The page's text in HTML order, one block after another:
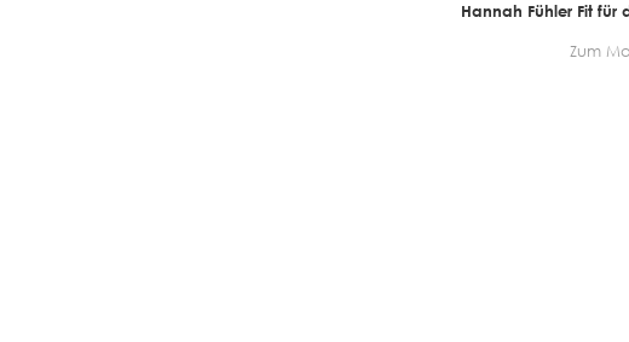
Hannah Fühler Fit für
Zum